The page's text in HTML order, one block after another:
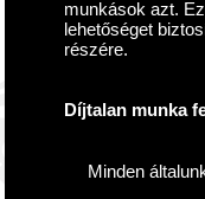
munkások azt.
lehetőséget
részére.
Díjtalan munka
Minden